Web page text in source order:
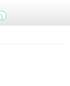
)